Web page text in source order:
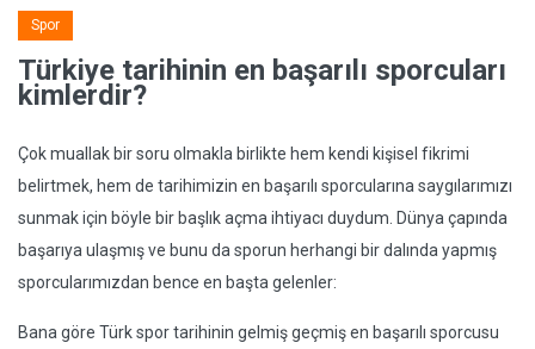
Spor
Türkiye tarihinin en başarılı sporcuları
kimlerdir?
Çok muallak bir soru olmakla birlikte hem kendi kişisel fikrimi
belirtmek, hem de tarihimizin en başarılı sporcularına saygılarımızı
sunmak için böyle bir başlık açma ihtiyacı duydum. Dünya çapında
başarıya ulaşmış ve bunu da sporun herhangi bir dalında yapmış
sporcularımızdan bence en başta gelenler:
Bana göre Türk spor tarihinin gelmiş geçmiş en başarılı sporcusu